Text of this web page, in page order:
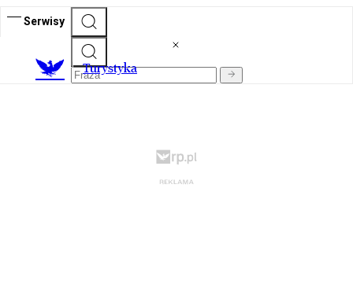
Serwisy
Turystyka